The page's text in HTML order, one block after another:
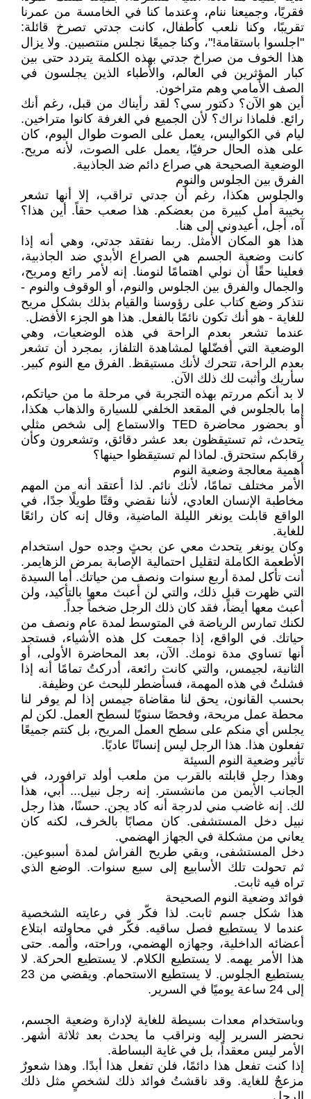
فقريًا، وجميعنا ننام، وعندما كنا في الخامسة من عمرنا
تقريبًا، وكنا نلعب كأطفال، كانت جدتي تصرخ قائلة:
"اجلسوا باستقامة!"، وكنا جميعًا نجلس منتصبين. ولا يزال
هذا الخوف من صراخ جدتي بهذه الكلمة يتردد حتى بين
كبار المؤثرين في العالم، والأطباء الذين يجلسون في
الصف الأمامي وهم متراخون.
أين هو الآن؟ دكتور سي؟ لقد رأيناك من قبل، رغم أنك
رائع. فلماذا نراك؟ لأن الجميع في الغرفة كانوا متراخين.
ليام في الكواليس، يعمل على الصوت طوال اليوم، كان
على هذه الحال حرفيًا، يعمل على الصوت، لأنه مريح.
الوضعية الصحيحة هي صراع دائم ضد الجاذبية.
الفرق بين الجلوس والنوم
والجلوس هكذا، رغم أن جدتي تراقب، إلا أنها تشعر
بخيبة أمل كبيرة من بعضكم. هذا صعب حقاً. أين هذا؟
آه، أجل، أعيدوني إلى هنا.
هذا هو المكان الأمثل. ربما نفتقد جدتي، وهي أنه إذا
كانت وضعية الجسم هي الصراع الأبدي ضد الجاذبية،
فعلينا حقًا أن نولي اهتمامًا لنومنا. إنه لأمر رائع ومريح،
والجمال والفرق بين الجلوس والنوم، أو الوقوف والنوم -
نتذكر وضع كتاب على رؤوسنا والقيام بذلك بشكل مريح
للغاية - هو أنك تكون نائمًا بالفعل. هذا هو الجزء الأفضل.
عندما تشعر بعدم الراحة في هذه الوضعيات، وهي
الوضعية التي أفضّلها لمشاهدة التلفاز، بمجرد أن تشعر
بعدم الراحة، تتحرك لأنك مستيقظ. الفرق مع النوم كبير.
سأريك وأثبت لك ذلك الآن.
لا بد أنكم مررتم بهذه التجربة في مرحلة ما من حياتكم،
إما بالجلوس في المقعد الخلفي للسيارة والذهاب هكذا،
أو بحضور محاضرة TED والاستماع إلى شخص مثلي
يتحدث، ثم تستيقظون بعد عشر دقائق، وتشعرون وكأن
رقابكم ستحترق. لماذا لم تستيقظوا حينها؟
أهمية معالجة وضعية النوم
الأمر مختلف تمامًا، لأنك نائم. لذا أعتقد أنه من المهم
مخاطبة الإنسان العادي، لأننا نقضي وقتًا طويلًا جدًا، في
الواقع قابلت يونغر الليلة الماضية، وقال إنه كان رائعًا
للغاية.
وكان يونغر يتحدث معي عن بحثٍ وجده حول استخدام
الأطعمة الكاملة لتقليل احتمالية الإصابة بمرض الزهايمر.
أنت تأكل لمدة أربع سنوات ونصف من حياتك. أما السيدة
التي ظهرت قبل ذلك، والتي لن أعبث معها بالتأكيد، ولن
أعبث معها أيضاً، فقد كان ذلك الرجل ضخماً جداً.
لكنك تمارس الرياضة في المتوسط لمدة عام ونصف من
حياتك. في الواقع، إذا جمعت كل هذه الأشياء، فستجد
أنها تساوي مدة نومك. الآن، بعد المحاضرة الأولى، أو
الثانية، لجيمس، والتي كانت رائعة، أدركتُ تمامًا أنه إذا
فشلتُ في هذه المهمة، فسأضطر للبحث عن وظيفة.
بحسب القانون، يحق لنا مقاضاة جيمس إذا لم يوفر لنا
محطة عمل مريحة، وفحصًا سنويًا لسطح العمل. لكن لم
يجلس أي منكم على سطح العمل المريح، بل كنتم جميعًا
تفعلون هذا. هذا الرجل ليس إنسانًا عاديًا.
تأثير وضعية النوم السيئة
وهذا رجل قابلته بالقرب من ملعب أولد ترافورد، في
الجانب الأيمن من مانشستر. إنه رجل نبيل... أبي، هذا
لك. إنه غاضب مني لدرجة أنه كاد يجن. حسنًا، هذا رجل
نبيل دخل المستشفى. كان مصابًا بالخرف، لكنه كان
يعاني من مشكلة في الجهاز الهضمي.
دخل المستشفى، وبقي طريح الفراش لمدة أسبوعين.
ثم تحولت تلك الأسابيع إلى سبع سنوات. الوضع الذي
تراه فيه ثابت.
فوائد وضعية النوم الصحيحة
هذا شكل جسم ثابت. لذا فكّر في رعايته الشخصية
عندما لا يستطيع فصل ساقيه. فكّر في محاولته ابتلاع
أعضائه الداخلية، وجهازه الهضمي، وراحته، وألمه. حتى
هذا الأمر يهمه. لا يستطيع الكلام. لا يستطيع الحركة. لا
يستطيع الجلوس. لا يستطيع الاستحمام. ويقضي من 23
إلى 24 ساعة يوميًا في السرير.
وباستخدام معدات بسيطة للغاية لإدارة وضعية الجسم،
نحضر السرير إليه ونراقب ما يحدث بعد ثلاثة أشهر.
الأمر ليس معقداً، بل في غاية البساطة.
إذا كنت تفعل هذا دائمًا، فلن تفعل هذا أبدًا. وهذا شعورٌ
مزعجٌ للغاية. وقد ناقشتُ فوائد ذلك لشخصٍ مثل ذلك